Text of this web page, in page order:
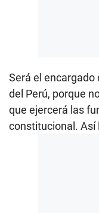
Será el encargado
del Perú, porque
que ejercerá las
constitucional. Así